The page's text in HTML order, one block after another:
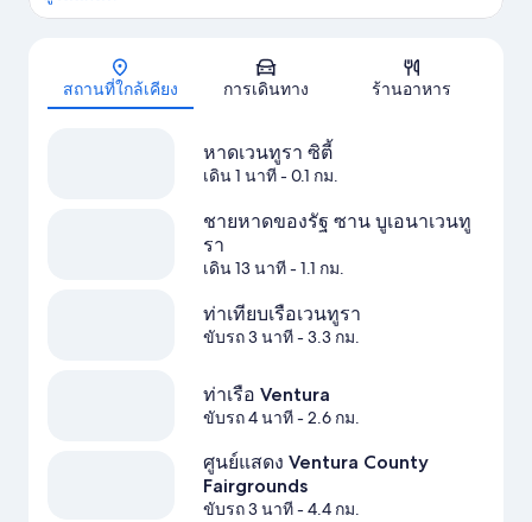
แผนที่
สถานที่ใกล้เคียง การเดินทาง ร้านอาหาร
หาดเวนทูรา ซิตี้
เดิน 1 นาที- 0.1 กม.
ชายหาดของรัฐ ซาน บูเอนาเวนทู
รา
เดิน 13 นาที- 1.1 กม.
ท่าเทียบเรือเวนทูรา
ขับรถ 3 นาที- 3.3 กม.
ท่าเรือ Ventura
ขับรถ 4 นาที- 2.6 กม.
ศูนย์แสดง Ventura County
Fairgrounds
ขับรถ 3 นาที- 4.4 กม.